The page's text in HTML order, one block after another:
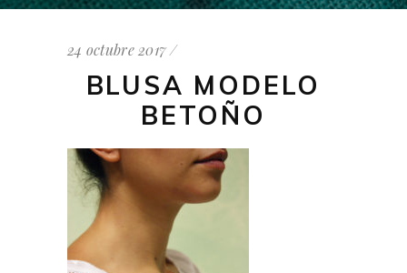
24 octubre 2017
BLUSA MODELO
BETOÑO